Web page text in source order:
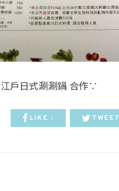
戶日式涮涮鍋 合作∵
LIKE 1 TWEET